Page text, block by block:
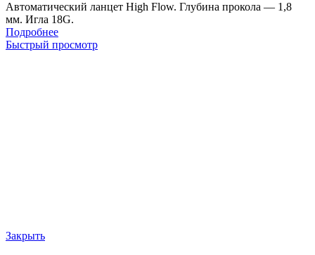
Автоматический ланцет High Flow. Глубина прокола — 1,8
мм. Игла 18G.
Подробнее
Быстрый просмотр
Закрыть